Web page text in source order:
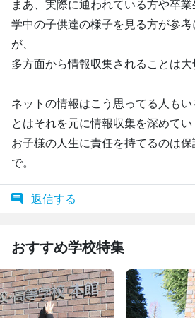
まあ、実際に通われている方や卒
学中の子供達の様子を見る方が参
が、
多方面から情報収集されることは大
ネットの情報はこう思ってる人も
とはそれを元に情報収集を深めてい
お子様の人生に責任を持てるのは
で。
返信する
おすすめ学校特集